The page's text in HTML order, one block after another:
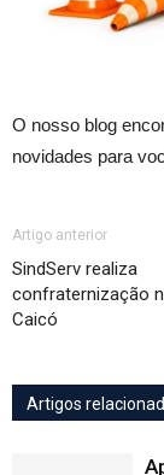
O nosso blog
novidades para
Artigo anterior
SindServ realiza
confraternização
Caicó
Artigos